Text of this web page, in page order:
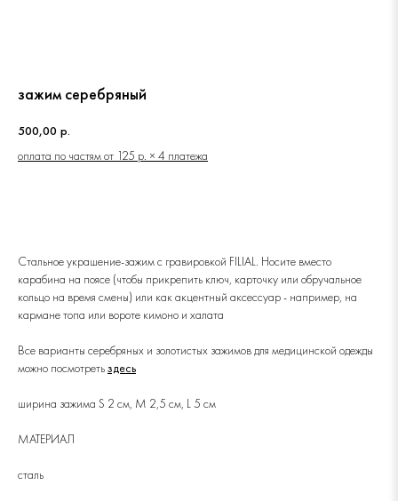
зажим серебряный
500,00 р.
оплата по частям от 125 р. × 4 платежа
Стальное украшение-зажим с гравировкой FILIAL. Носите вместо
карабина на поясе (чтобы прикрепить ключ, карточку или обручальное
кольцо на время смены) или как акцентный аксессуар - например, на
кармане топа или вороте кимоно и халата
Все варианты серебряных и золотистых зажимов для медицинской одежды
можно посмотретьздесь
ширина зажима S 2 см, M 2,5 см, L 5 см
МАТЕРИАЛ
сталь